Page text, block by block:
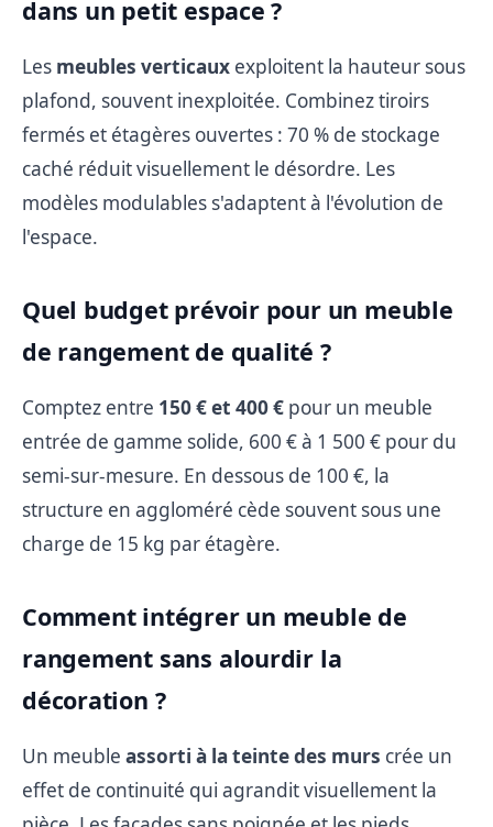
dans un petit espace ?
Les meubles verticaux exploitent la hauteur sous
plafond, souvent inexploitée. Combinez tiroirs
fermés et étagères ouvertes : 70 % de stockage
caché réduit visuellement le désordre. Les
modèles modulables s'adaptent à l'évolution de
l'espace.
Quel budget prévoir pour un meuble
de rangement de qualité ?
Comptez entre 150 € et 400 € pour un meuble
entrée de gamme solide, 600 € à 1 500 € pour du
semi-sur-mesure. En dessous de 100 €, la
structure en aggloméré cède souvent sous une
charge de 15 kg par étagère.
Comment intégrer un meuble de
rangement sans alourdir la
décoration ?
Un meuble assorti à la teinte des murs crée un
effet de continuité qui agrandit visuellement la